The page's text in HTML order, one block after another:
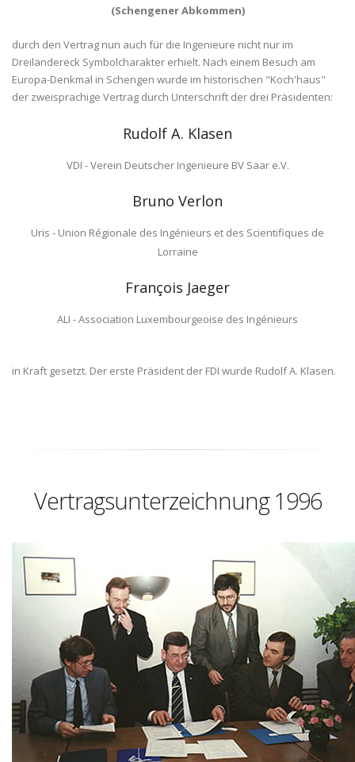
(Schengener Abkommen)
durch den Vertrag nun auch für die Ingenieure nicht nur im
Dreiländereck Symbolcharakter erhielt. Nach einem Besuch am
Europa-Denkmal in Schengen wurde im historischen "Koch'haus"
der zweisprachige Vertrag durch Unterschrift der drei Präsidenten:
Rudolf A. Klasen
VDI - Verein Deutscher Ingenieure BV Saar e.V.
Bruno Verlon
Uris - Union Régionale des Ingénieurs et des Scientifiques de
Lorraine
François Jaeger
ALI - Association Luxembourgeoise des Ingénieurs
in Kraft gesetzt. Der erste Präsident der FDI wurde Rudolf A. Klasen.
Vertragsunterzeichnung 1996